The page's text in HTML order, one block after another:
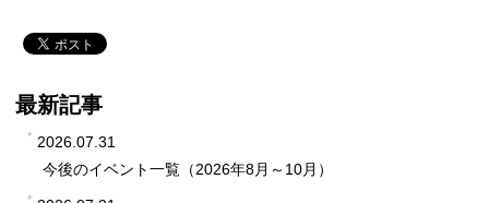
最新記事
2026.07.31
今後のイベント一覧（2026年8月～10月）